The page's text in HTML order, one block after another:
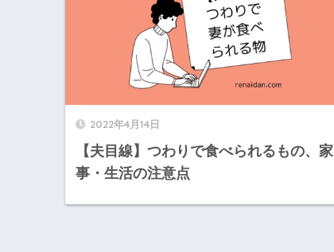
2022年4月14日
【夫目線】つわりで食べられるもの、家
事・生活の注意点